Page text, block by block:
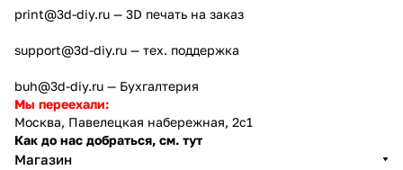
print@3d-diy.ru — 3D печать на заказ
support@3d-diy.ru — тех. поддержка
buh@3d-diy.ru — Бухгалтерия
Мы переехали:
Москва, Павелецкая набережная, 2с1
Как до нас добраться, см. тут
Магазин